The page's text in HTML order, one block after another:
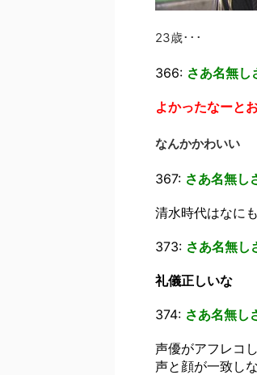
23歳･･･
366: さあ名無し
よかったなーと
なんかかわいい
367: さあ名無し
清水時代はなに
373: さあ名無し
礼儀正しいな
374: さあ名無し
声優がアフレコ
声と顔が一致し